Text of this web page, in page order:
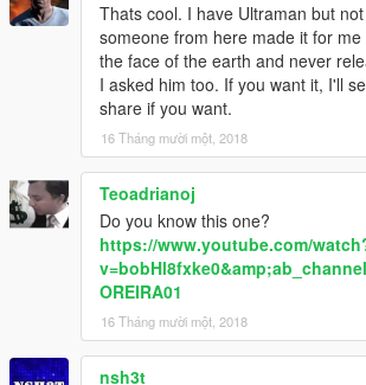
Thats cool. I have Ultraman but
someone from here made it for
the face of the earth and never
I asked him too. If you want it, I'll
share if you want.
16 Tháng mười một, 2018
Teoadrianoj
Do you know this one?
https://www.youtube.com/
OREIRA01
16 Tháng mười một, 2018
nsh3t